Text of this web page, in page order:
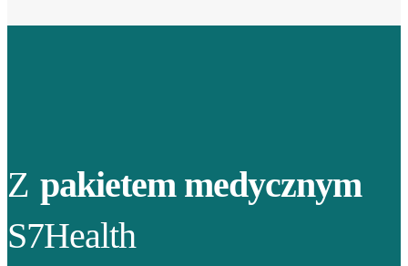
Z pakietem medycznym
S7Health